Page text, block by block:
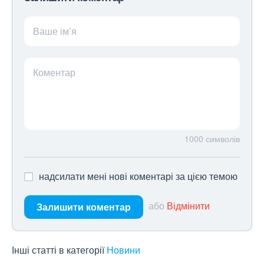
Ваше ім’я
Коментар
1000 символів
надсилати мені нові коментарі за цією темою
Залишити коментар або Відмінити
Інші статті в категорії Новини